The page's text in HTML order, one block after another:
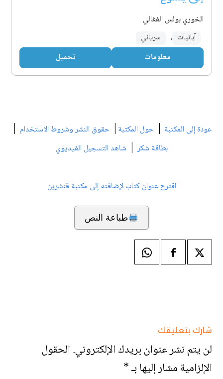
الخوري بولس الفغالي
آبائيات , سرياني
معلومات تحميل
عودة إلى المكتبة | حول المكتبة | حقوق النشر وشروط الاستخدام |
بطاقة شكر| شاهد التسجيل الفيديوي
اقترح عنوان كتاب لإضافته إلى مكتبة قنشرين
طباعة النص
شارك بتعليقك
لن يتم نشر عنوان بريدك الإلكتروني.الحقول
الإلزامية مشار إليها بـ*